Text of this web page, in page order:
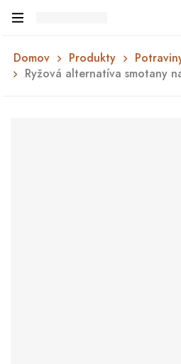
Domov Produkty
Ryžová alternatíva smotany